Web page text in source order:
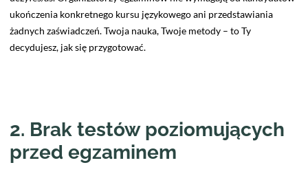
ukończenia konkretnego kursu językowego ani przedstawiania
żadnych zaświadczeń. Twoja nauka, Twoje metody – to Ty
decydujesz, jak się przygotować.
2. Brak testów poziomujących
przed egzaminem